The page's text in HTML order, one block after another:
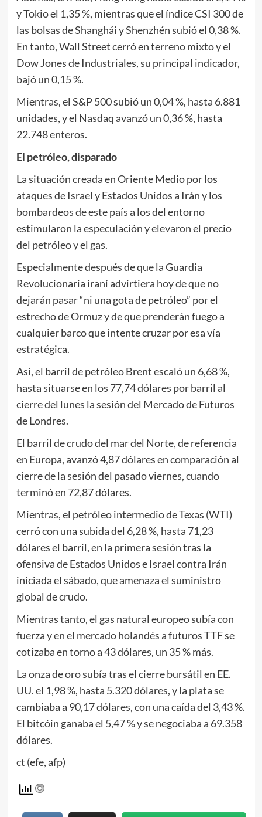
y Tokio el 1,35 %, mientras que el índice CSI 300 de
las bolsas de Shanghái y Shenzhén subió el 0,38 %.
En tanto, Wall Street cerró en terreno mixto y el
Dow Jones de Industriales, su principal indicador,
bajó un 0,15 %.
Mientras, el S&P 500 subió un 0,04 %, hasta 6.881
unidades, y el Nasdaq avanzó un 0,36 %, hasta
22.748 enteros.
El petróleo, disparado
La situación creada en Oriente Medio por los
ataques de Israel y Estados Unidos a Irán y los
bombardeos de este país a los del entorno
estimularon la especulación y elevaron el precio
del petróleoy el gas.
Especialmente después de que la Guardia
Revolucionaria iraní advirtiera hoy de que no
dejarán pasar “ni una gota de petróleo” por el
estrecho de Ormuz y de que prenderán fuego a
cualquier barco que intente cruzar por esa vía
estratégica.
Así, el barril de petróleo Brent escaló un 6,68 %,
hasta situarse en los 77,74 dólares por barril al
cierre del lunes la sesión del Mercado de Futuros
de Londres.
El barril de crudo del mar del Norte, de referencia
en Europa, avanzó 4,87 dólares en comparación al
cierre de la sesión del pasado viernes, cuando
terminó en 72,87 dólares.
Mientras, el petróleo intermedio de Texas (WTI)
cerró con una subida del 6,28 %, hasta 71,23
dólares el barril, en la primera sesión tras la
ofensiva de Estados Unidos e Israel contra Irán
iniciada el sábado, que amenaza el suministro
global de crudo.
Mientras tanto, el gas natural europeo subía con
fuerza y en el mercado holandés a futuros TTF se
cotizaba en torno a 43 dólares, un 35 % más.
La onza de oro subía tras el cierre bursátil en EE.
UU. el 1,98 %, hasta 5.320 dólares, y la plata se
cambiaba a 90,17 dólares, con una caída del 3,43 %.
El bitcóin ganaba el 5,47 % y se negociaba a 69.358
dólares.
ct (efe, afp)